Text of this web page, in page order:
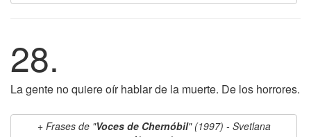
28.
La gente no quiere oír hablar de la muerte. De los horrores.
Frases de "Voces de Chernóbil" (1997) - Svetlana